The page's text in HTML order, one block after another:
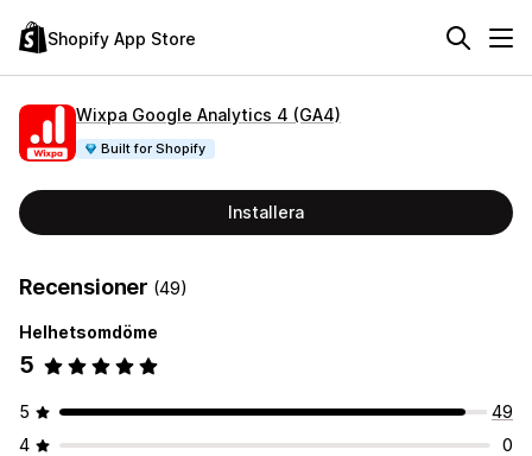
Shopify App Store
Wixpa Google Analytics 4 (GA4)
Built for Shopify
Installera
Recensioner (49)
Helhetsomdöme
5
5
49
4
0